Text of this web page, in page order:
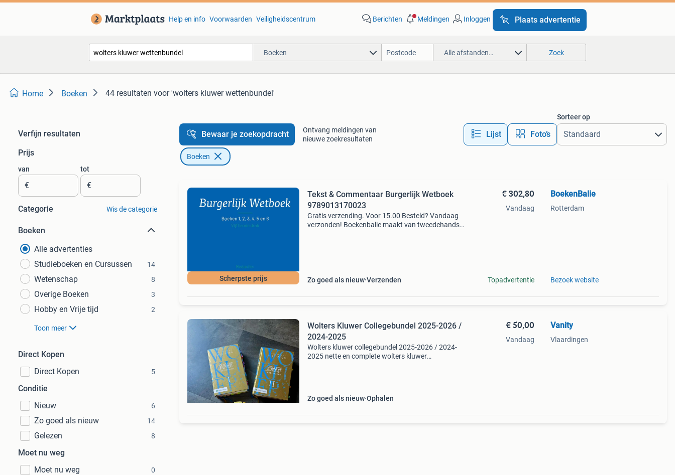
Help en info Voorwaarden Veiligheidscentrum Berichten Meldingen Inloggen Plaats advertentie
Boeken Alle afstanden… Zoek
Home Boeken 44 resultaten voor 'wolters kluwer wettenbundel'
Verfijn resultaten
Prijs
van
€
tot
€
Categorie Wis de categorie
Boeken
Alle advertenties
Studieboeken en Cursussen
14
Wetenschap 8
Overige Boeken 3
Hobby en Vrije tijd 2
Toon meer
Direct Kopen
Direct Kopen
5
Conditie
Nieuw
6
Zo goed als nieuw 14
Gelezen 8
Moet nu weg
Moet nu weg
0
Bewaar je zoekopdracht
Ontvang meldingen van
nieuwe zoekresultaten
Lijst Foto’s
Sorteer op
Boeken
Scherpste prijs
Tekst & Commentaar Burgerlijk Wetboek
9789013170023
Gratis verzending. Voor 15.00 Besteld? Vandaag
verzonden! Boekenbalie maakt van tweedehands
Zo goed als nieuw Verzenden
€ 302,80
Vandaag
Topadvertentie
BoekenBalie
Rotterdam
Bezoek website
Wolters Kluwer Collegebundel 2025-2026 /
2024-2025
Wolters kluwer collegebundel 2025-2026 / 2024-
2025 nette en complete wolters kluwer
Zo goed als nieuw Ophalen
€ 50,00
Vandaag
Vanity
Vlaardingen